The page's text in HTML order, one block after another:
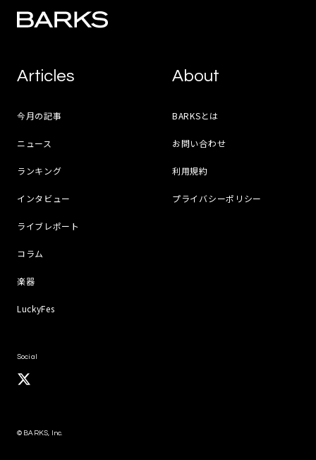
Articles
今月の記事
ニュース
ランキング
インタビュー
ライブレポート
コラム
楽器
LuckyFes
About
BARKSとは
お問い合わせ
利用規約
プライバシーポリシー
Social
© BARKS, Inc.